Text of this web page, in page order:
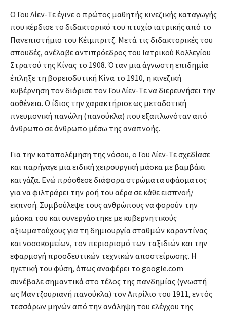
Ο Γου Λίεν-Τε έγινε ο πρώτος μαθητής κινεζικής καταγωγής
που κέρδισε το διδακτορικό του πτυχίο ιατρικής από το
Πανεπιστήμιο του Κέιμπριτζ. Μετά τις διδακτορικές του
σπουδές, ανέλαβε αντιπρόεδρος του Ιατρικού Κολλεγίου
Στρατού της Κίνας το 1908. Όταν μια άγνωστη επιδημία
έπληξε τη βορειοδυτική Κίνα το 1910, η κινεζική
κυβέρνηση τον διόρισε τον Γου Λίεν-Τε να διερευνήσει την
ασθένεια. Ο ίδιος την χαρακτήρισε ως μεταδοτική
πνευμονική πανώλη (πανούκλα) που εξαπλωνόταν από
άνθρωπο σε άνθρωπο μέσω της αναπνοής.
Για την καταπολέμηση της νόσου, ο Γου Λίεν-Τε σχεδίασε
και παρήγαγε μια ειδική χειρουργική μάσκα με βαμβάκι
και γάζα. Ενώ πρόσθεσε διάφορα στρώματα υφάσματος
για να φιλτράρει την ροή του αέρα σε κάθε εισπνοή/
εκπνοή. Συμβούλεψε τους ανθρώπους να φορούν την
μάσκα του και συνεργάστηκε με κυβερνητικούς
αξιωματούχους για τη δημιουργία σταθμών καραντίνας
και νοσοκομείων, τον περιορισμό των ταξιδιών και την
εφαρμογή προοδευτικών τεχνικών αποστείρωσης. Η
ηγετική του φύση, όπως αναφέρει το google.com
συνέβαλε σημαντικά στο τέλος της πανδημίας (γνωστή
ως Μαντζουριανή πανούκλα) τον Απρίλιο του 1911, εντός
τεσσάρων μηνών από την ανάληψη του ελέγχου της